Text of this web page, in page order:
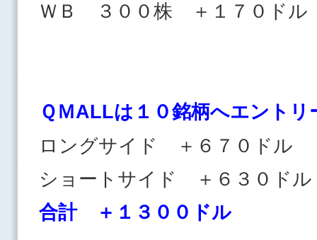
ＷＢ ３００株 ＋１７０ドル
ＱＭALLは１０銘柄へエントリ
ロングサイド ＋６７０ドル
ショートサイド ＋６３０
合計 ＋１３００ドル